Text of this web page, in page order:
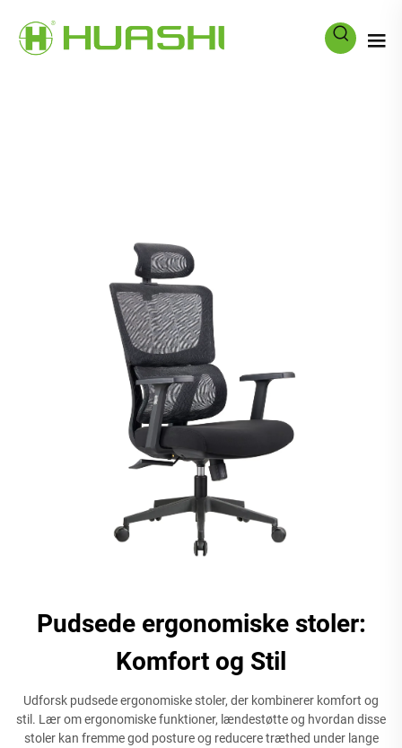
Pudsede ergonomiske stoler:
Komfort og Stil
Udforsk pudsede ergonomiske stoler, der kombinerer komfort og
stil. Lær om ergonomiske funktioner, lændestøtte og hvordan disse
stoler kan fremme god posture og reducere træthed under lange